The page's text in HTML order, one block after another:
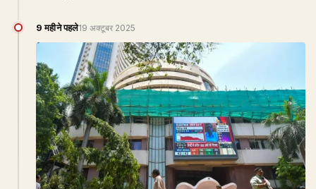
9 महीने पहले19 अक्टूबर 2025